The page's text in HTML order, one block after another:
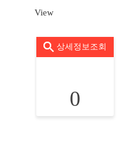
View
상세정보조회
0